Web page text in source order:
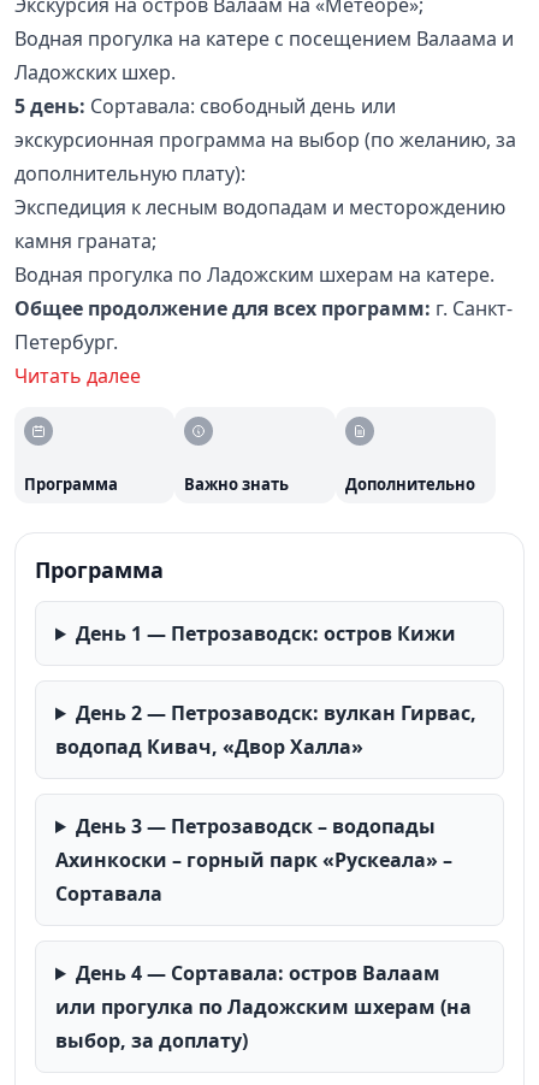
Водная прогулка на катере с посещением Валаама и
Ладожских шхер.
5 день: Сортавала: свободный день или
экскурсионная программа на выбор (по желанию, за
дополнительную плату):
Экспедиция к лесным водопадам и месторождению
камня граната;
Водная прогулка по Ладожским шхерам на катере.
Общее продолжение для всех программ: г. Санкт-
Петербург.
Читать далее
Программа Важно знать Дополнительно
Программа
День 1 — Петрозаводск: остров Кижи
День 2 — Петрозаводск: вулкан Гирвас,
водопад Кивач, «Двор Халла»
День 3 — Петрозаводск – водопады
Ахинкоски – горный парк «Рускеала» –
Сортавала
День 4 — Сортавала: остров Валаам
или прогулка по Ладожским шхерам (на
выбор, за доплату)